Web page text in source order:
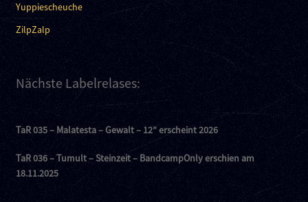
Yuppiescheuche
ZilpZalp
Nächste Labelrelases:
TaR 035 – Malatesta – Gewalt – 12″ erscheint 2026
TaR 036 – Tumult – Steinzeit – BandcampOnly erschien am
18.11.2025